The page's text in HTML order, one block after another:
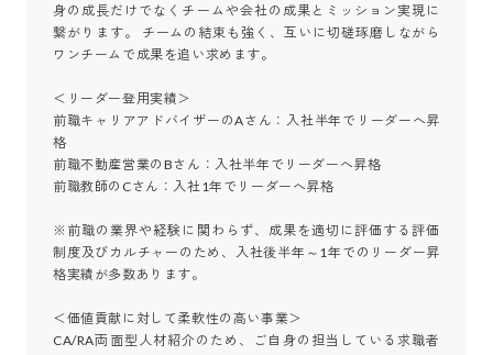
身の成長だけでなくチームや会社の成果とミッション実現に
繋がります。 チームの結束も強く、互いに切磋琢磨しながら
ワンチームで成果を追い求めます。
＜リーダー登用実績＞
前職キャリアアドバイザーのAさん：入社半年でリーダーへ昇
格
前職不動産営業のBさん：入社半年でリーダーへ昇格
前職教師のCさん：入社1年でリーダーへ昇格
※前職の業界や経験に関わらず、成果を適切に評価する評価
制度及びカルチャーのため、入社後半年～1年でのリーダー昇
格実績が多数あります。
＜価値貢献に対して柔軟性の高い事業＞
CA/RA両面型人材紹介のため、ご自身の担当している求職者